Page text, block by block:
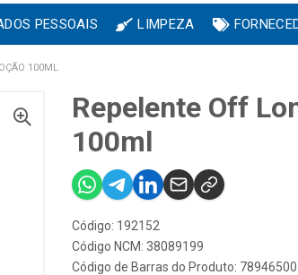
PESSOAIS LIMPEZA
100ML
Repelente Off
100ml
Código: 192152
Código NCM: 38089199
Código de Barras do Produto: